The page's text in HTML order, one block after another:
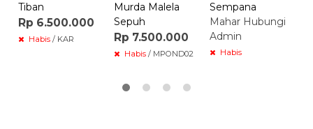
Tiban
Rp 6.500.000
Habis / KAR
Murda Malela
Sepuh
Rp 7.500.000
Habis / MPOND02
Sempana
Mahar Hubungi
Admin
Habis